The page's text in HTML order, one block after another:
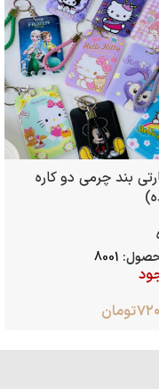
بند چرمی دو کاره
8001
تومان